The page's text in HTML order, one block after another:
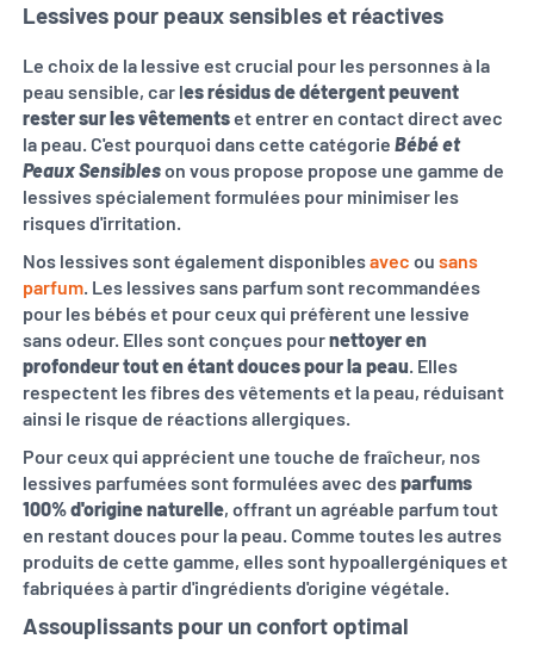
Lessives pour peaux sensibles et réactives
Le choix de la lessive est crucial pour les personnes à la
peau sensible, car les résidus de détergent peuvent
rester sur les vêtementset entrer en contact direct avec
la peau. C'est pourquoi dans cette catégorie Bébé et
Peaux Sensibleson vous propose propose une gamme de
lessives spécialement formulées pour minimiser les
risques d'irritation.
Nos lessives sont également disponiblesavec ou sans
parfum. Les lessives sans parfum sont recommandées
pour les bébés et pour ceux qui préfèrent une lessive
sans odeur. Elles sont conçues pournettoyer en
profondeur tout en étant douces pour la peau. Elles
respectent les fibres des vêtements et la peau, réduisant
ainsi le risque de réactions allergiques.
Pour ceux qui apprécient une touche de fraîcheur, nos
lessives parfumées sont formulées avec desparfums
100% d'origine naturelle, offrant un agréable parfum tout
en restant douces pour la peau. Comme toutes les autres
produits de cette gamme, elles sont hypoallergéniques et
fabriquées à partir d'ingrédients d'origine végétale.
Assouplissants pour un confort optimal